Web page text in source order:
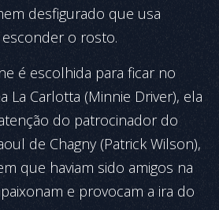
desfigurado que usa
o rosto.
é escolhida para ficar no
La Carlotta (Minnie Driver), ela
do patrocinador do
de Chagny (Patrick Wilson),
que haviam sido amigos na
e provocam a ira do